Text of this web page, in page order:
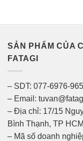
SẢN PHẨM CỦA
FATAGI
– SDT: 077-6976-965
– Email:
– Địa chỉ: 17/15
Bình Thạnh, TP HCM
– Mã số doanh